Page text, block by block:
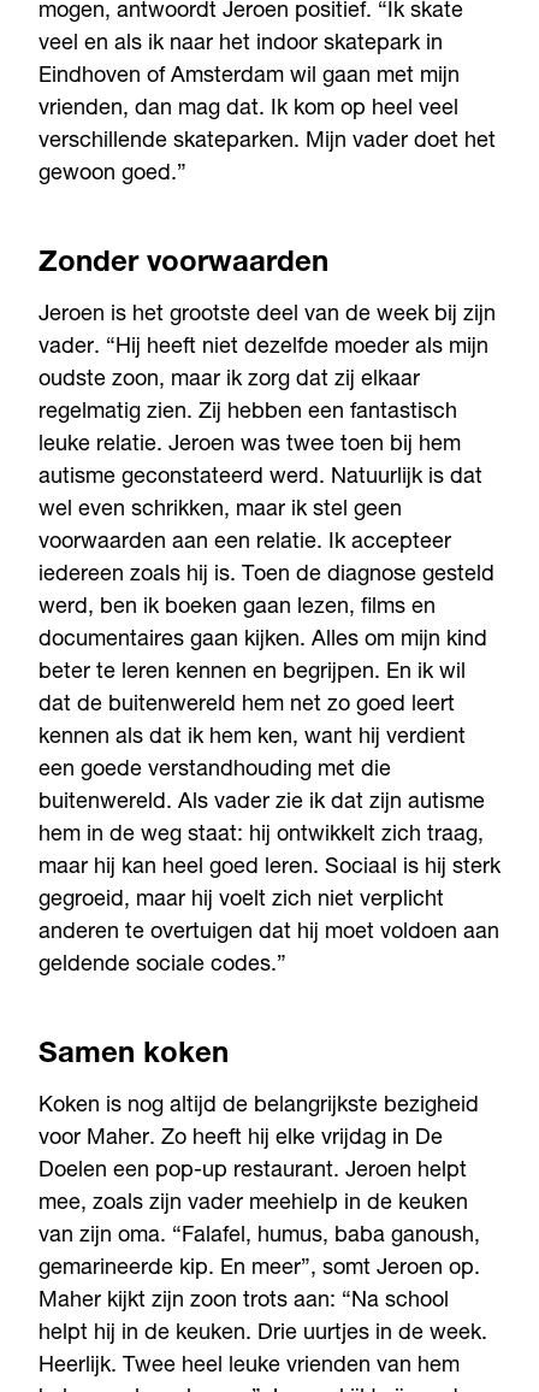
mogen, antwoordt Jeroen positief. “Ik skate
veel en als ik naar het indoor skatepark in
Eindhoven of Amsterdam wil gaan met mijn
vrienden, dan mag dat. Ik kom op heel veel
verschillende skateparken. Mijn vader doet het
gewoon goed.”
Zonder voorwaarden
Jeroen is het grootste deel van de week bij zijn
vader. “Hij heeft niet dezelfde moeder als mijn
oudste zoon, maar ik zorg dat zij elkaar
regelmatig zien. Zij hebben een fantastisch
leuke relatie. Jeroen was twee toen bij hem
autisme geconstateerd werd. Natuurlijk is dat
wel even schrikken, maar ik stel geen
voorwaarden aan een relatie. Ik accepteer
iedereen zoals hij is. Toen de diagnose gesteld
werd, ben ik boeken gaan lezen, films en
documentaires gaan kijken. Alles om mijn kind
beter te leren kennen en begrijpen. En ik wil
dat de buitenwereld hem net zo goed leert
kennen als dat ik hem ken, want hij verdient
een goede verstandhouding met die
buitenwereld. Als vader zie ik dat zijn autisme
hem in de weg staat: hij ontwikkelt zich traag,
maar hij kan heel goed leren. Sociaal is hij sterk
gegroeid, maar hij voelt zich niet verplicht
anderen te overtuigen dat hij moet voldoen aan
geldende sociale codes.”
Samen koken
Koken is nog altijd de belangrijkste bezigheid
voor Maher. Zo heeft hij elke vrijdag in De
Doelen een pop-up restaurant. Jeroen helpt
mee, zoals zijn vader meehielp in de keuken
van zijn oma. “Falafel, humus, baba ganoush,
gemarineerde kip. En meer”, somt Jeroen op.
Maher kijkt zijn zoon trots aan: “Na school
helpt hij in de keuken. Drie uurtjes in de week.
Heerlijk. Twee heel leuke vrienden van hem